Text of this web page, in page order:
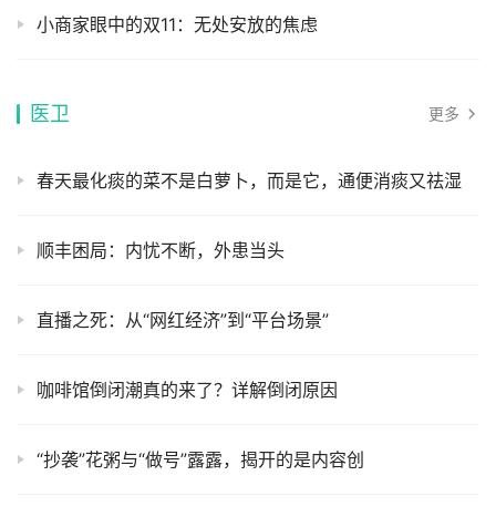
小商家眼中的双11：无处安放的焦虑
医卫 更多
春天最化痰的菜不是白萝卜，而是它，通便消痰又祛湿
顺丰困局：内忧不断，外患当头
直播之死：从“网红经济”到“平台场景”
咖啡馆倒闭潮真的来了？详解倒闭原因
“抄袭”花粥与“做号”露露，揭开的是内容创